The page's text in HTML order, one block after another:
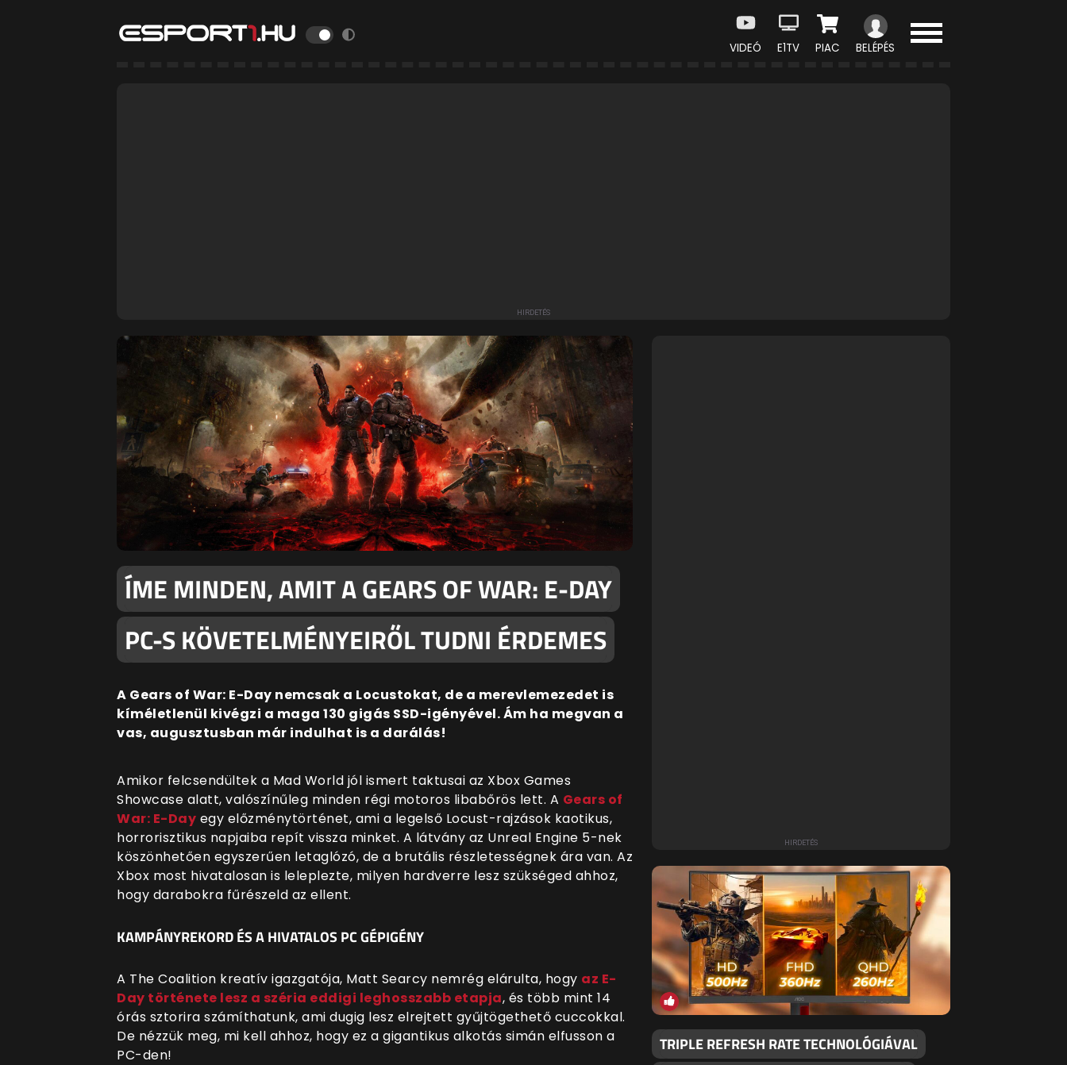
VIDEÓ E1TV PIAC BELÉPÉS
ÍME MINDEN, AMIT A GEARS OF WAR: E-DAY
PC-S KÖVETELMÉNYEIRŐL TUDNI ÉRDEMES
A Gears of War: E-Day nemcsak a Locustokat, de a merevlemezedet is
kíméletlenül kivégzi a maga 130 gigás SSD-igényével. Ám ha megvan a
vas, augusztusban már indulhat is a darálás!
Amikor felcsendültek a Mad World jól ismert taktusai az Xbox Games
Showcase alatt, valószínűleg minden régi motoros libabőrös lett. A Gears of
War: E-Day egy előzménytörténet, ami a legelső Locust-rajzások kaotikus,
horrorisztikus napjaiba repít vissza minket. A látvány az Unreal Engine 5-nek
köszönhetően egyszerűen letaglózó, de a brutális részletességnek ára van. Az
Xbox most hivatalosan is leleplezte, milyen hardverre lesz szükséged ahhoz,
hogy darabokra fűrészeld az ellent.
KAMPÁNYREKORD ÉS A HIVATALOS PC GÉPIGÉNY
A The Coalition kreatív igazgatója, Matt Searcy nemrég elárulta, hogy az E-
Day története lesz a széria eddigi leghosszabb etapja, és több mint 14
órás sztorira számíthatunk, ami dugig lesz elrejtett gyűjtögethető cuccokkal.
De nézzük meg, mi kell ahhoz, hogy ez a gigantikus alkotás simán elfusson a
PC-den!
TRIPLE REFRESH RATE TECHNOLÓGIÁVAL